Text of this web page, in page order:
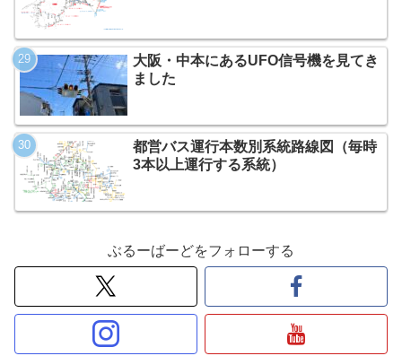
大阪・中本にあるUFO信号機を見てき
ました
都営バス運行本数別系統路線図（毎時
3本以上運行する系統）
ぶるーばーどをフォローする